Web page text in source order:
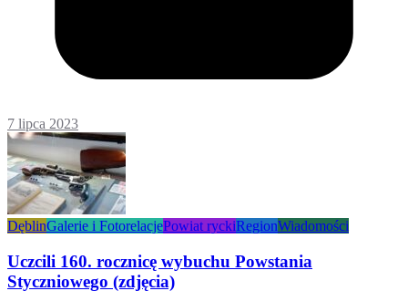
7 lipca 2023
DęblinGalerie i FotorelacjePowiat ryckiRegionWiadomości
Uczcili 160. rocznicę wybuchu Powstania
Styczniowego (zdjęcia)